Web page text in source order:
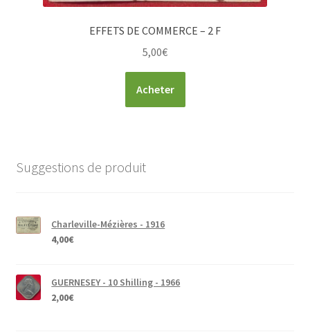
EFFETS DE COMMERCE – 2 F
5,00€
Acheter
Suggestions de produit
Charleville-Mézières - 1916
4,00€
GUERNESEY - 10 Shilling - 1966
2,00€